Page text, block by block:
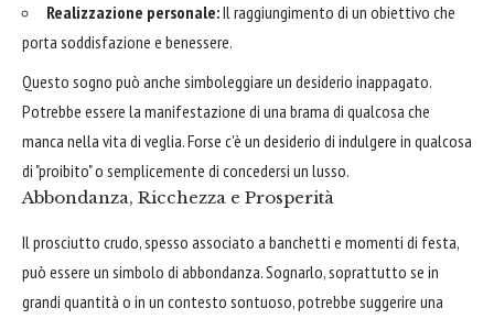
Realizzazione personale:Il raggiungimento di un obiettivo che
porta soddisfazione e benessere.
Questo sogno può anche simboleggiare un desiderio inappagato.
Potrebbe essere la manifestazione di una brama di qualcosa che
manca nella vita di veglia. Forse c'è un desiderio di indulgere in qualcosa
di "proibito" o semplicemente di concedersi un lusso.
Abbondanza, Ricchezza e Prosperità
Il prosciutto crudo, spesso associato a banchetti e momenti di festa,
può essere un simbolo di abbondanza. Sognarlo, soprattutto se in
grandi quantità o in un contesto sontuoso, potrebbe suggerire una